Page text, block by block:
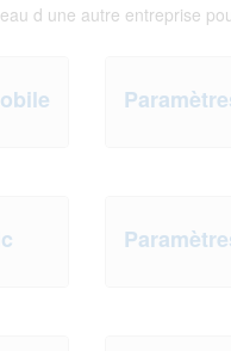
d une autre entreprise